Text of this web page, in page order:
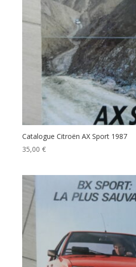
Catalogue Citroën AX Sport 1987
35,00 €